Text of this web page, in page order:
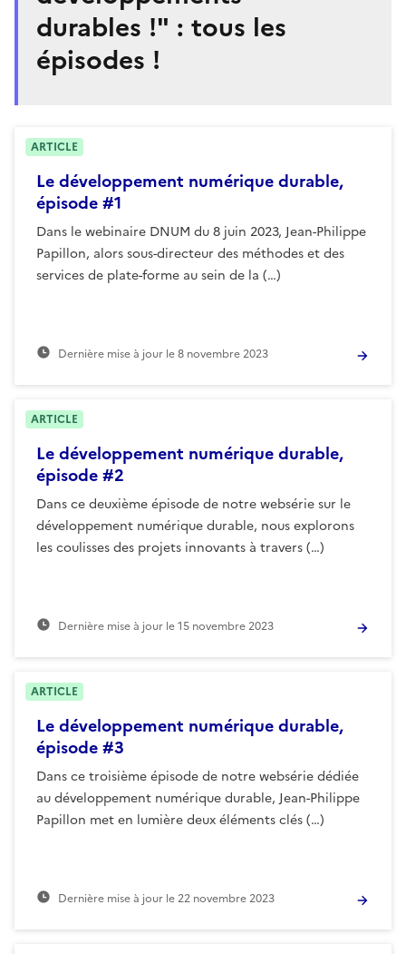
durables !" : tous les
épisodes !
Le développement numérique durable,
épisode #1
Dans le webinaire DNUM du 8 juin 2023, Jean-Philippe
Papillon, alors sous-directeur des méthodes et des
services de plate-forme au sein de la (…)
Dernière mise à jour le8 novembre 2023
ARTICLE
Le développement numérique durable,
épisode #2
Dans ce deuxième épisode de notre websérie sur le
développement numérique durable, nous explorons
les coulisses des projets innovants à travers (…)
Dernière mise à jour le15 novembre 2023
ARTICLE
Le développement numérique durable,
épisode #3
Dans ce troisième épisode de notre websérie dédiée
au développement numérique durable, Jean-Philippe
Papillon met en lumière deux éléments clés (…)
Dernière mise à jour le22 novembre 2023
ARTICLE